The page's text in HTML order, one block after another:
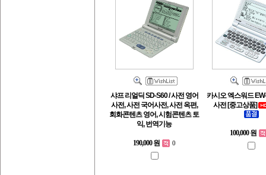
샤프 리얼딕 SD-S60 / 사전 영어
사전, 사전 국어사전, 사전 옥편,
회화콘텐츠 영어, 시험콘텐츠 토
익, 번역기능
190,000 원 0
카시오 엑스워드
사전 [중고상품]
100,000 원